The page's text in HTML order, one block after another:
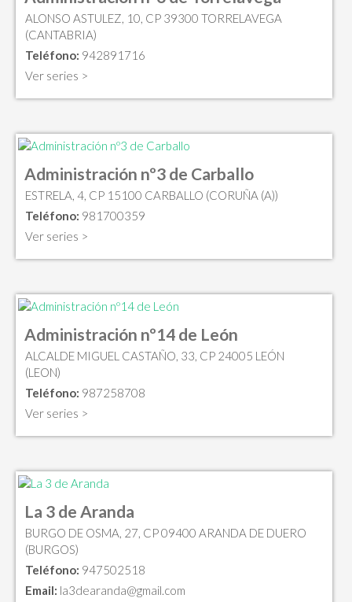
ALONSO ASTULEZ, 10, CP 39300 TORRELAVEGA
(CANTABRIA)
Teléfono: 942891716
Ver series >
Administración nº3 de Carballo
ESTRELA, 4, CP 15100 CARBALLO (CORUÑA (A))
Teléfono: 981700359
Ver series >
Administración nº14 de León
ALCALDE MIGUEL CASTAÑO, 33, CP 24005 LEÓN
(LEON)
Teléfono: 987258708
Ver series >
La 3 de Aranda
BURGO DE OSMA, 27, CP 09400 ARANDA DE DUERO
(BURGOS)
Teléfono: 947502518
Email: la3dearanda@gmail.com